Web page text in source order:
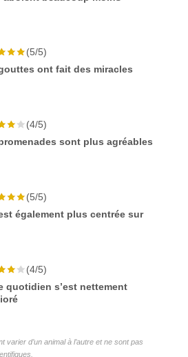
(5/5)
ont fait des miracles
(4/5)
sont plus agréables
(5/5)
également plus centrée sur
(4/5)
quotidien s’est nettement
varier d’un animal à l’autre et ne sont pas